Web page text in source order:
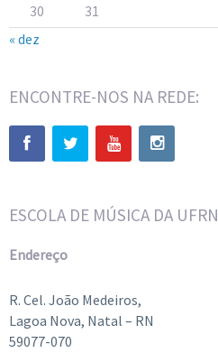
30
31
« dez
ENCONTRE-NOS NA REDE:
ESCOLA DE MÚSICA DA UFRN
Endereço
R. Cel. João Medeiros,
Lagoa Nova, Natal – RN
59077-070